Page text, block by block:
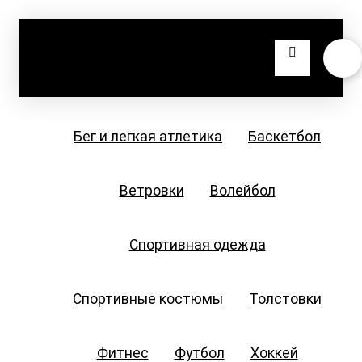
Бег и легкая атлетика Баскетбол
Ветровки Волейбол
Спортивная одежда
Спортивные костюмы Толстовки
Фитнес Футбол Хоккей